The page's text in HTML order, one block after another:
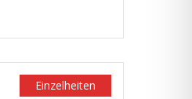
Einzelheiten